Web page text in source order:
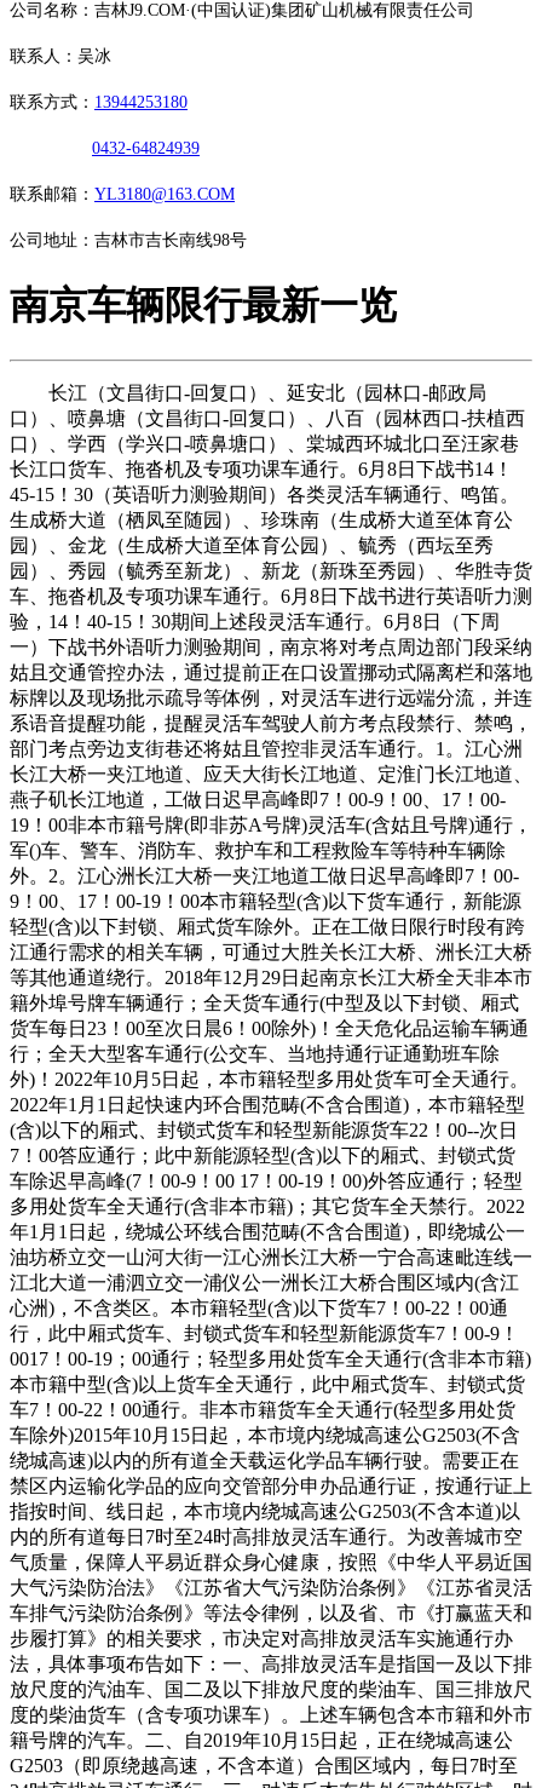
公司名称：吉林J9.COM·(中国认证)集团矿山机械有限责任公司
联系人：吴冰
联系方式： 13944253180
0432-64824939
联系邮箱： YL3180@163.COM
公司地址：吉林市吉长南线98号
南京车辆限行最新一览
长江（文昌街口-回复口）、延安北（园林口-邮政局
口）、喷鼻塘（文昌街口-回复口）、八百（园林西口-扶植西
口）、学西（学兴口-喷鼻塘口）、棠城西环城北口至汪家巷
长江口货车、拖沓机及专项功课车通行。6月8日下战书14！
45-15！30（英语听力测验期间）各类灵活车辆通行、鸣笛。
生成桥大道（栖凤至随园）、珍珠南（生成桥大道至体育公
园）、金龙（生成桥大道至体育公园）、毓秀（西坛至秀
园）、秀园（毓秀至新龙）、新龙（新珠至秀园）、华胜寺货
车、拖沓机及专项功课车通行。6月8日下战书进行英语听力测
验，14！40-15！30期间上述段灵活车通行。6月8日（下周
一）下战书外语听力测验期间，南京将对考点周边部门段采纳
姑且交通管控办法，通过提前正在口设置挪动式隔离栏和落地
标牌以及现场批示疏导等体例，对灵活车进行远端分流，并连
系语音提醒功能，提醒灵活车驾驶人前方考点段禁行、禁鸣，
部门考点旁边支街巷还将姑且管控非灵活车通行。1。江心洲
长江大桥一夹江地道、应天大街长江地道、定淮门长江地道、
燕子矶长江地道，工做日迟早高峰即7！00-9！00、17！00-
19！00非本市籍号牌(即非苏A号牌)灵活车(含姑且号牌)通行，
军()车、警车、消防车、救护车和工程救险车等特种车辆除
外。2。江心洲长江大桥一夹江地道工做日迟早高峰即7！00-
9！00、17！00-19！00本市籍轻型(含)以下货车通行，新能源
轻型(含)以下封锁、厢式货车除外。正在工做日限行时段有跨
江通行需求的相关车辆，可通过大胜关长江大桥、洲长江大桥
等其他通道绕行。2018年12月29日起南京长江大桥全天非本市
籍外埠号牌车辆通行；全天货车通行(中型及以下封锁、厢式
货车每日23！00至次日晨6！00除外)！全天危化品运输车辆通
行；全天大型客车通行(公交车、当地持通行证通勤班车除
外)！2022年10月5日起，本市籍轻型多用处货车可全天通行。
2022年1月1日起快速内环合围范畴(不含合围道)，本市籍轻型
(含)以下的厢式、封锁式货车和轻型新能源货车22！00--次日
7！00答应通行；此中新能源轻型(含)以下的厢式、封锁式货
车除迟早高峰(7！00-9！00 17！00-19！00)外答应通行；轻型
多用处货车全天通行(含非本市籍)；其它货车全天禁行。2022
年1月1日起，绕城公环线合围范畴(不含合围道)，即绕城公一
油坊桥立交一山河大街一江心洲长江大桥一宁合高速毗连线一
江北大道一浦泗立交一浦仪公一洲长江大桥合围区域内(含江
心洲)，不含类区。本市籍轻型(含)以下货车7！00-22！00通
行，此中厢式货车、封锁式货车和轻型新能源货车7！00-9！
0017！00-19；00通行；轻型多用处货车全天通行(含非本市籍)
本市籍中型(含)以上货车全天通行，此中厢式货车、封锁式货
车7！00-22！00通行。非本市籍货车全天通行(轻型多用处货
车除外)2015年10月15日起，本市境内绕城高速公G2503(不含
绕城高速)以内的所有道全天载运化学品车辆行驶。需要正在
禁区内运输化学品的应向交管部分申办品通行证，按通行证上
指按时间、线日起，本市境内绕城高速公G2503(不含本道)以
内的所有道每日7时至24时高排放灵活车通行。为改善城市空
气质量，保障人平易近群众身心健康，按照《中华人平易近国
大气污染防治法》《江苏省大气污染防治条例》《江苏省灵活
车排气污染防治条例》等法令律例，以及省、市《打赢蓝天和
步履打算》的相关要求，市决定对高排放灵活车实施通行办
法，具体事项布告如下：一、高排放灵活车是指国一及以下排
放尺度的汽油车、国二及以下排放尺度的柴油车、国三排放尺
度的柴油货车（含专项功课车）。上述车辆包含本市籍和外市
籍号牌的汽车。二、自2019年10月15日起，正在绕城高速公
G2503（即原绕越高速，不含本道）合围区域内，每日7时至